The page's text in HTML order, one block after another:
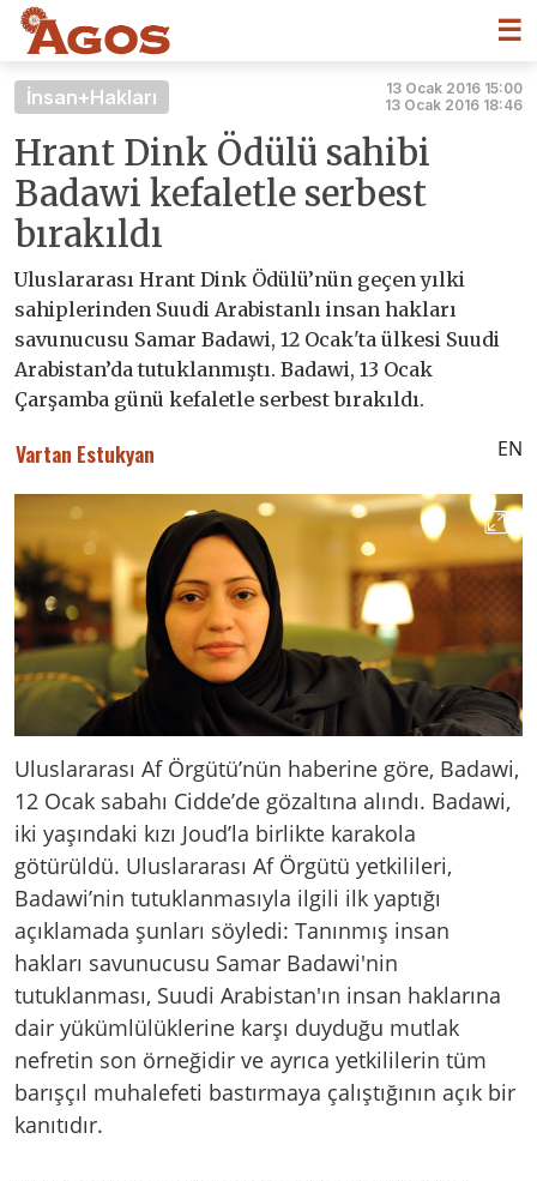
☰
İnsan+Hakları
13 Ocak 2016 15:00
13 Ocak 2016 18:46
Hrant Dink Ödülü sahibi
Badawi kefaletle serbest
bırakıldı
Uluslararası Hrant Dink Ödülü’nün geçen yılki
sahiplerinden Suudi Arabistanlı insan hakları
savunucusu Samar Badawi, 12 Ocak'ta ülkesi Suudi
Arabistan’da tutuklanmıştı. Badawi, 13 Ocak
Çarşamba günü kefaletle serbest bırakıldı.
Vartan Estukyan EN
Uluslararası Af Örgütü’nün haberine göre, Badawi,
12 Ocak sabahı Cidde’de gözaltına alındı. Badawi,
iki yaşındaki kızı Joud’la birlikte karakola
götürüldü. Uluslararası Af Örgütü yetkilileri,
Badawi’nin tutuklanmasıyla ilgili ilk yaptığı
açıklamada şunları söyledi: Tanınmış insan
hakları savunucusu Samar Badawi'nin
tutuklanması, Suudi Arabistan'ın insan haklarına
dair yükümlülüklerine karşı duyduğu mutlak
nefretin son örneğidir ve ayrıca yetkililerin tüm
barışçıl muhalefeti bastırmaya çalıştığının açık bir
kanıtıdır.